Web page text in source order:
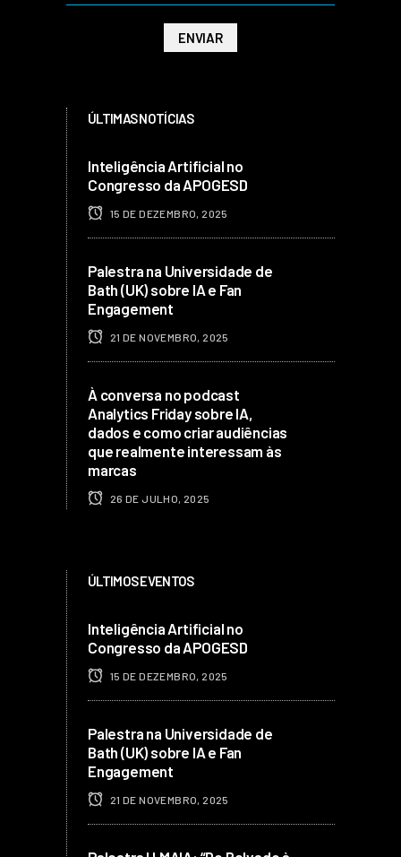
ÚLTIMAS NOTÍCIAS
Inteligência Artificial no
Congresso da APOGESD
15 DE DEZEMBRO, 2025
Palestra na Universidade de
Bath (UK) sobre IA e Fan
Engagement
21 DE NOVEMBRO, 2025
À conversa no podcast
Analytics Friday sobre IA,
dados e como criar audiências
que realmente interessam às
marcas
26 DE JULHO, 2025
ÚLTIMOS EVENTOS
Inteligência Artificial no
Congresso da APOGESD
15 DE DEZEMBRO, 2025
Palestra na Universidade de
Bath (UK) sobre IA e Fan
Engagement
21 DE NOVEMBRO, 2025